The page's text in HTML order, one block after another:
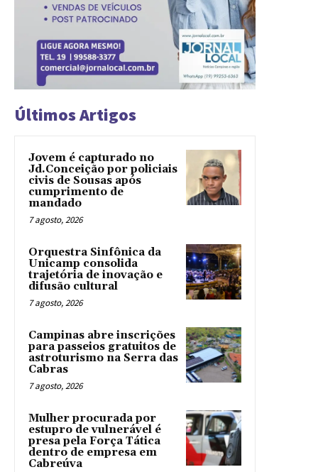
Últimos Artigos
Jovem é capturado no
Jd.Conceição por policiais
civis de Sousas após
cumprimento de
mandado
7 agosto, 2026
Orquestra Sinfônica da
Unicamp consolida
trajetória de inovação e
difusão cultural
7 agosto, 2026
Campinas abre inscrições
para passeios gratuitos de
astroturismo na Serra das
Cabras
7 agosto, 2026
Mulher procurada por
estupro de vulnerável é
presa pela Força Tática
dentro de empresa em
Cabreúva